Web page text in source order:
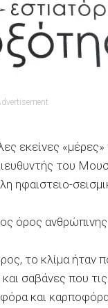
εκείνες
του
ηφαιστειο-
όρος
το κλίµα ήταν
σαβάνες που
και καρποφόρα